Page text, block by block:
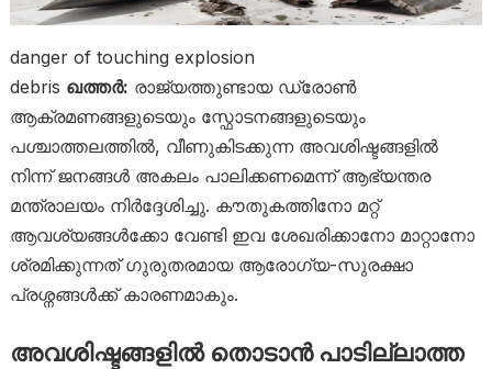
danger of touching explosion
debris ഖത്തർ: രാജ്യത്തുണ്ടായ ഡ്രോൺ
ആക്രമണങ്ങളുടെയും സ്ഫോടനങ്ങളുടെയും
പശ്ചാത്തലത്തിൽ, വീണുകിടക്കുന്ന അവശിഷ്ടങ്ങളിൽ
നിന്ന് ജനങ്ങൾ അകലം പാലിക്കണമെന്ന് ആഭ്യന്തര
മന്ത്രാലയം നിർദ്ദേശിച്ചു. കൗതുകത്തിനോ മറ്റ്
ആവശ്യങ്ങൾക്കോ വേണ്ടി ഇവ ശേഖരിക്കാനോ മാറ്റാനോ
ശ്രമിക്കുന്നത് ഗുരുതരമായ ആരോഗ്യ-സുരക്ഷാ
പ്രശ്നങ്ങൾക്ക് കാരണമാകും.
അവശിഷ്ടങ്ങളിൽ തൊടാൻ പാടില്ലാത്ത